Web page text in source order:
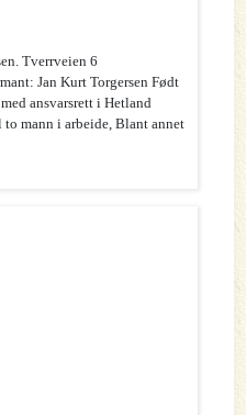
Tverrveien 6
Jan Kurt Torgersen Født
ansvarsrett i Hetland
to mann i arbeide, Blant annet